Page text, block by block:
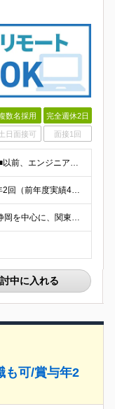
数名採用 完全週休2日
日面接可 面接1回
実務経験が浅くてもOK。研修体制も充実！幅広いプロジェクトで ■学歴不問 ■以前、エンジニアとして就業経験のある方歓迎！ ＼1つでも当てはまれば、大歓迎！／ ◇設計業務経験（機械・制御など分野不問
◎イデアへの転職で、“無理なく安心できる働き方”を。 月給35万円〜＋賞与年2回（前年度実績4ヶ月分） ★経験・スキル・年齢をしっかり考慮し決定します ★時間外手当は全額支給 ★試用期間6ヵ月（雇用
働く場所も、働き方も、あなたの希望をもとに決めていきます。 本社のある静岡を中心に、関東・東海エリアで多彩なプロジェクトを展開中。 在宅・出社・リモート併用など、ライフスタイルに合わせて選べます。
中に入れる
も可/賞与年2